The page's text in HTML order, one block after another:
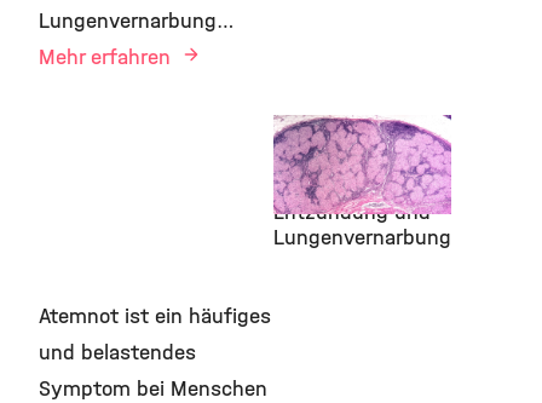
23. April 2026
Sarkoidose: Neue
Einblicke in
Entzündung und
Lungenvernarbung
Lungenvernarbung…
Mehr erfahren
Atemnot ist ein häufiges
und belastendes
Symptom bei Menschen